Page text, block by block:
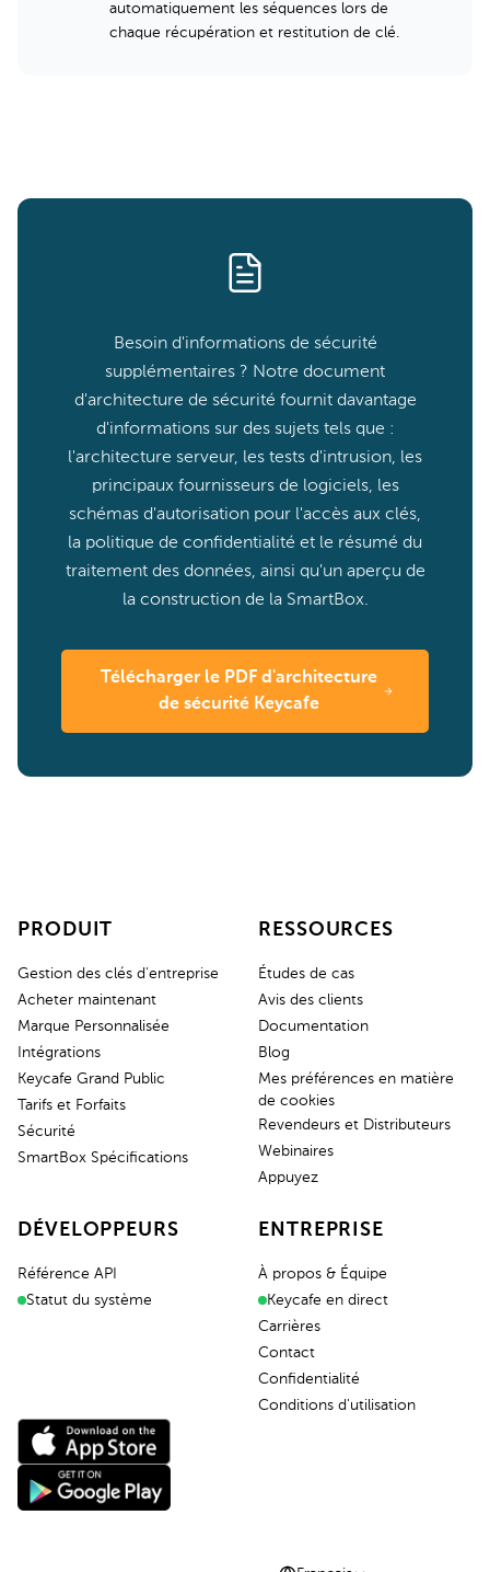
automatiquement les séquences lors de
chaque récupération et restitution de clé.
Besoin d'informations de sécurité
supplémentaires ? Notre document
d'architecture de sécurité fournit davantage
d'informations sur des sujets tels que :
l'architecture serveur, les tests d'intrusion, les
principaux fournisseurs de logiciels, les
schémas d'autorisation pour l'accès aux clés,
la politique de confidentialité et le résumé du
traitement des données, ainsi qu'un aperçu de
la construction de la SmartBox.
Télécharger le PDF d'architecture
de sécurité Keycafe
PRODUIT
Gestion des clés d'entreprise
Acheter maintenant
Marque Personnalisée
Intégrations
Keycafe Grand Public
Tarifs et Forfaits
Sécurité
SmartBox Spécifications
RESSOURCES
Études de cas
Avis des clients
Documentation
Blog
Mes préférences en matière
de cookies
Revendeurs et Distributeurs
Webinaires
Appuyez
DÉVELOPPEURS
Référence API
Statut du système
ENTREPRISE
À propos & Équipe
Keycafe en direct
Carrières
Contact
Confidentialité
Conditions d'utilisation